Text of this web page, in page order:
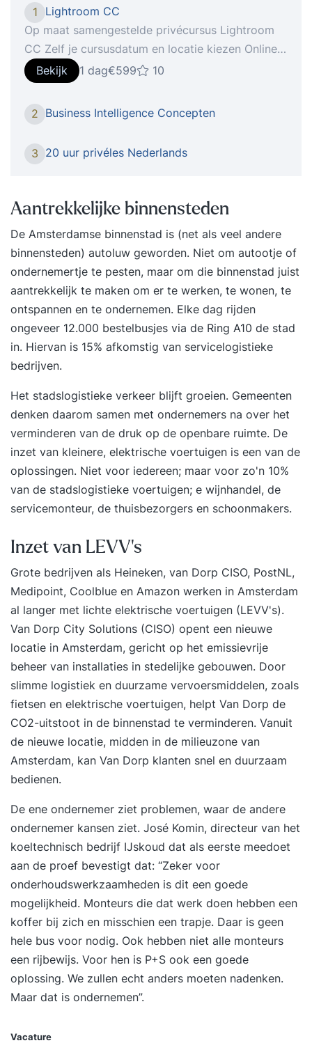
1
Lightroom CC
Op maat samengestelde privécursus Lightroom
CC Zelf je cursusdatum en locatie kiezen Online
verder leren met StudyFlix De nieuwste telg van
Creative Cloud gooit in een flitsend jasje het roer
cursus Lightroom CC ga je aan de slag om, indien
toveren naar beeld waar je echt trots op kan zijn!
cursus Lightroom CC vindt er een telefonische
intake plaats, waarin we je huidige niveau en
leerbehoefte bepalen. 2: Voorbereiding Wij gaan
aan de slag om een persoonlijk cursusprogramma
voor je samen te stellen op basis van je huidige
niveau en interesses. 3: Cursusdatum Op je zelf
gekozen cursusdatum ga je één op één aan de
slag met onze trainer, die je alle aspecten van de
software laat zien in praktijkgerichte oefeningen.
Wij stellen een computer met de software tot je
CC krijg je toegang tot ons online
cursus of aan de slag kunt gaan met gevorderde
stof, certificaten kan verdienen & meer
Bekijk 1 dag€599 10
2 Business Intelligence Concepten
3 20 uur privéles Nederlands
Aantrekkelijke binnensteden
De Amsterdamse binnenstad is (net als veel andere
binnensteden) autoluw geworden. Niet om autootje of
ondernemertje te pesten, maar om die binnenstad juist
aantrekkelijk te maken om er te werken, te wonen, te
ontspannen en te ondernemen. Elke dag rijden
ongeveer 12.000 bestelbusjes via de Ring A10 de stad
in. Hiervan is 15% afkomstig van servicelogistieke
bedrijven.
Het stadslogistieke verkeer blijft groeien. Gemeenten
denken daarom samen met ondernemers na over het
verminderen van de druk op de openbare ruimte. De
inzet van kleinere, elektrische voertuigen is een van de
oplossingen. Niet voor iedereen; maar voor zo'n 10%
van de stadslogistieke voertuigen; e wijnhandel, de
servicemonteur, de thuisbezorgers en schoonmakers.
Inzet van LEVV's
Grote bedrijven als Heineken, van Dorp CISO, PostNL,
Medipoint, Coolblue en Amazon werken in Amsterdam
al langer met lichte elektrische voertuigen (LEVV's).
Van Dorp City Solutions (CISO) opent een nieuwe
locatie in Amsterdam, gericht op het emissievrije
beheer van installaties in stedelijke gebouwen. Door
slimme logistiek en duurzame vervoersmiddelen, zoals
fietsen en elektrische voertuigen, helpt Van Dorp de
CO2-uitstoot in de binnenstad te verminderen. Vanuit
de nieuwe locatie, midden in de milieuzone van
Amsterdam, kan Van Dorp klanten snel en duurzaam
bedienen.
De ene ondernemer ziet problemen, waar de andere
ondernemer kansen ziet. José Komin, directeur van het
koeltechnisch bedrijf IJskoud dat als eerste meedoet
aan de proef bevestigt dat: “Zeker voor
onderhoudswerkzaamheden is dit een goede
mogelijkheid. Monteurs die dat werk doen hebben een
koffer bij zich en misschien een trapje. Daar is geen
hele bus voor nodig. Ook hebben niet alle monteurs
een rijbewijs. Voor hen is P+S ook een goede
oplossing. We zullen echt anders moeten nadenken.
Maar dat is ondernemen”.
Vacature